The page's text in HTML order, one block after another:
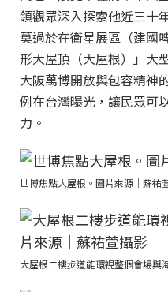
領觀眾深入探索他近三十
莫過於在衛星展區（建國
形大屋頂（大屋根）」大
大阪萬博開放與包容精神
例在台灣曝光，讓民眾可
力。
世博焦點大屋根。圖片來源｜蘇祐
大屋根二樓步道能環視整個會場與